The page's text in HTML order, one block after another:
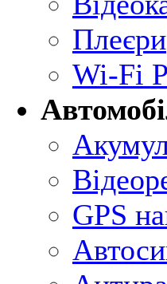
Плеєри
Wi-Fi
GPS